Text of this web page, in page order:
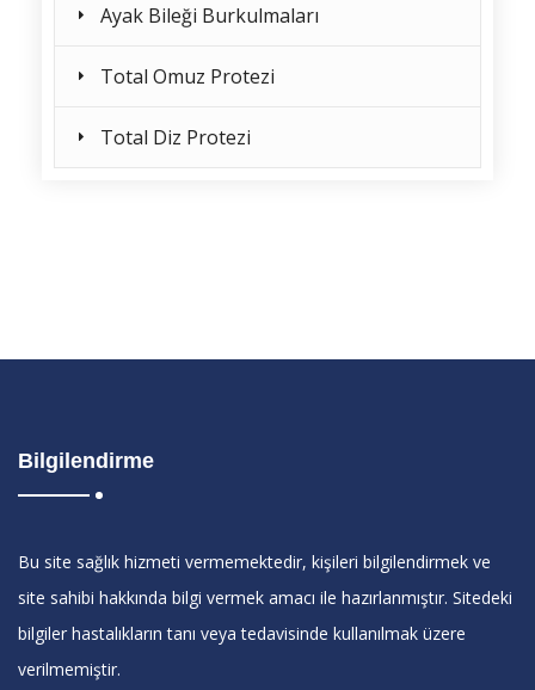
Ayak Bileği Burkulmaları
Total Omuz Protezi
Total Diz Protezi
Bilgilendirme
Bu site sağlık hizmeti vermemektedir, kişileri bilgilendirmek ve
site sahibi hakkında bilgi vermek amacı ile hazırlanmıştır. Sitedeki
bilgiler hastalıkların tanı veya tedavisinde kullanılmak üzere
verilmemiştir.